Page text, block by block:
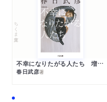
ちくま文庫
不幸になりたがる人たち 増補新版
春日武彦著